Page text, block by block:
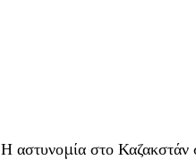
Η αστυνομία στο